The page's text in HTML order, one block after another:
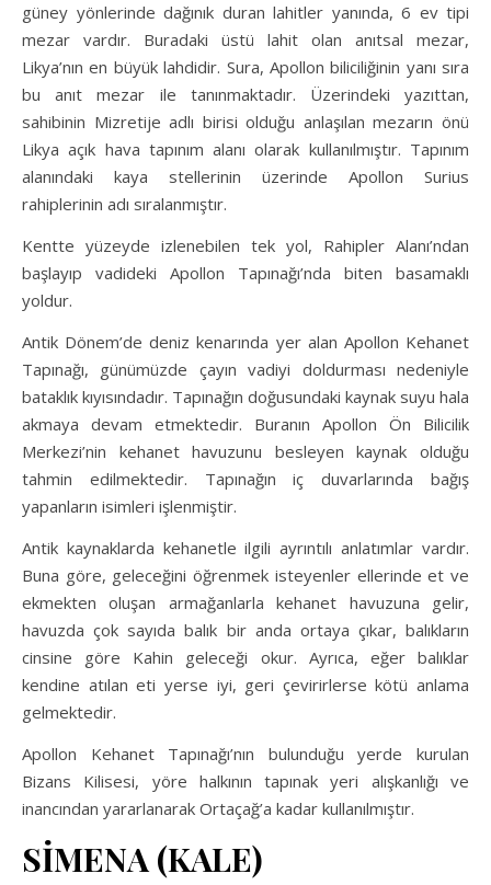
güney yönlerinde dağınık duran lahitler yanında, 6 ev tipi
mezar vardır. Buradaki üstü lahit olan anıtsal mezar,
Likya’nın en büyük lahdidir. Sura, Apollon biliciliğinin yanı sıra
bu anıt mezar ile tanınmaktadır. Üzerindeki yazıttan,
sahibinin Mizretije adlı birisi olduğu anlaşılan mezarın önü
Likya açık hava tapınım alanı olarak kullanılmıştır. Tapınım
alanındaki kaya stellerinin üzerinde Apollon Surius
rahiplerinin adı sıralanmıştır.
Kentte yüzeyde izlenebilen tek yol, Rahipler Alanı’ndan
başlayıp vadideki Apollon Tapınağı’nda biten basamaklı
yoldur.
Antik Dönem’de deniz kenarında yer alan Apollon Kehanet
Tapınağı, günümüzde çayın vadiyi doldurması nedeniyle
bataklık kıyısındadır. Tapınağın doğusundaki kaynak suyu hala
akmaya devam etmektedir. Buranın Apollon Ön Bilicilik
Merkezi’nin kehanet havuzunu besleyen kaynak olduğu
tahmin edilmektedir. Tapınağın iç duvarlarında bağış
yapanların isimleri işlenmiştir.
Antik kaynaklarda kehanetle ilgili ayrıntılı anlatımlar vardır.
Buna göre, geleceğini öğrenmek isteyenler ellerinde et ve
ekmekten oluşan armağanlarla kehanet havuzuna gelir,
havuzda çok sayıda balık bir anda ortaya çıkar, balıkların
cinsine göre Kahin geleceği okur. Ayrıca, eğer balıklar
kendine atılan eti yerse iyi, geri çevirirlerse kötü anlama
gelmektedir.
Apollon Kehanet Tapınağı’nın bulunduğu yerde kurulan
Bizans Kilisesi, yöre halkının tapınak yeri alışkanlığı ve
inancından yararlanarak Ortaçağ’a kadar kullanılmıştır.
SİMENA (KALE)